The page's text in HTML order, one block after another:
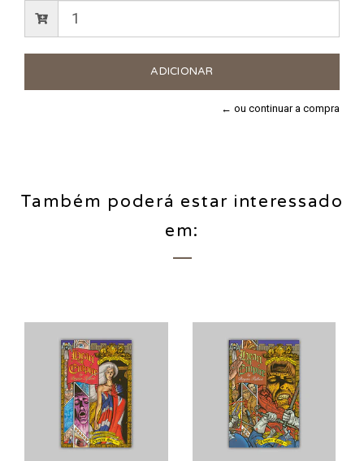
← ou continuar a compra
Também poderá estar interessado
em: